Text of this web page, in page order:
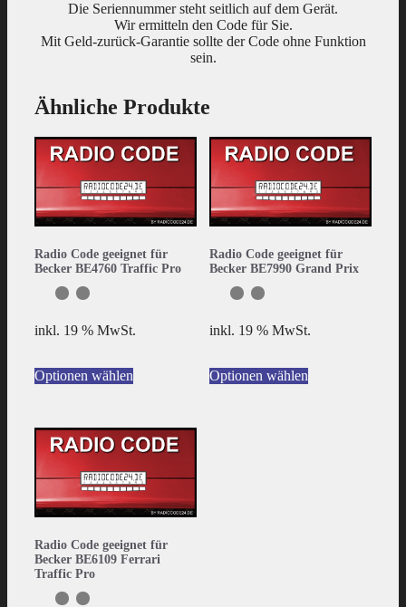
Die Seriennummer steht seitlich auf dem Gerät.
Wir ermitteln den Code für Sie.
Mit Geld-zurück-Garantie sollte der Code ohne Funktion
sein.
Ähnliche Produkte
Radio Code geeignet für
Becker BE4760 Traffic Pro
inkl. 19 % MwSt.
Optionen wählen
Radio Code geeignet für
Becker BE7990 Grand Prix
inkl. 19 % MwSt.
Optionen wählen
Radio Code geeignet für
Becker BE6109 Ferrari
Traffic Pro